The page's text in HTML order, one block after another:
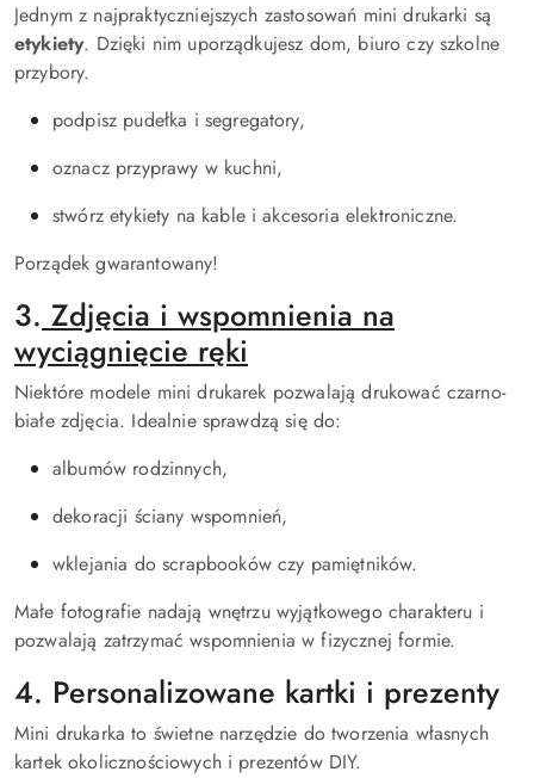
Jednym z najpraktyczniejszych zastosowań mini drukarki są
etykiety. Dzięki nim uporządkujesz dom, biuro czy szkolne
przybory.
podpisz pudełka i segregatory,
oznacz przyprawy w kuchni,
stwórz etykiety na kable i akcesoria elektroniczne.
Porządek gwarantowany!
3. Zdjęcia i wspomnienia na
wyciągnięcie ręki
Niektóre modele mini drukarek pozwalają drukować czarno-
białe zdjęcia. Idealnie sprawdzą się do:
albumów rodzinnych,
dekoracji ściany wspomnień,
wklejania do scrapbooków czy pamiętników.
Małe fotografie nadają wnętrzu wyjątkowego charakteru i
pozwalają zatrzymać wspomnienia w fizycznej formie.
4. Personalizowane kartki i prezenty
Mini drukarka to świetne narzędzie do tworzenia własnych
kartek okolicznościowych i prezentów DIY.